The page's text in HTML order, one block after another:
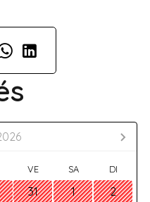
VE SA DI
31 1
2